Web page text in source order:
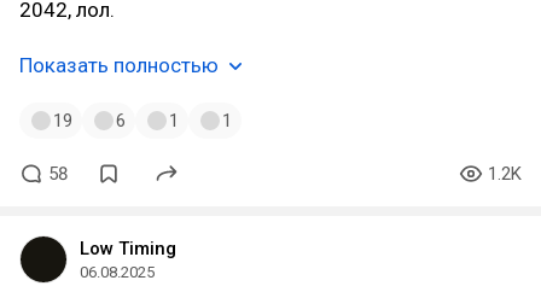
2042, лол.
Показать полностью
19 6 1 1
58 1.2K
Low Timing
06.08.2025